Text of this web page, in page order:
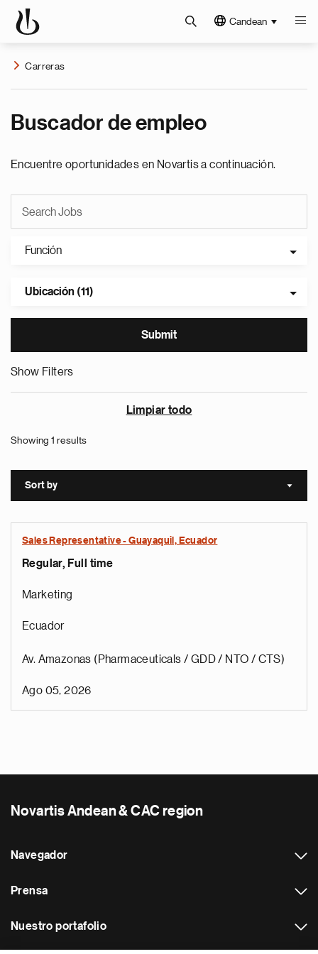
Candean
Carreras
Buscador de empleo
Encuentre oportunidades en Novartis a continuación.
Función
Ubicación (11)
Show Filters
Limpiar todo
Showing 1 results
Sort by Sort
Sales Representative - Guayaquil, Ecuador
Regular, Full time
Marketing
Ecuador
Av. Amazonas (Pharmaceuticals / GDD / NTO / CTS)
Ago 05, 2026
Novartis Andean & CAC region
Navegador
Prensa
Nuestro portafolio